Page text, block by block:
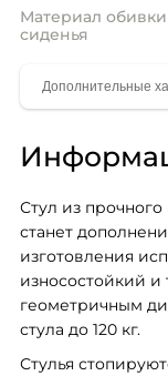
Материал обивки
сиденья
Стул из
станет
изготовления
износостойкий
геометричным
стула до 120 кг.
Стулья